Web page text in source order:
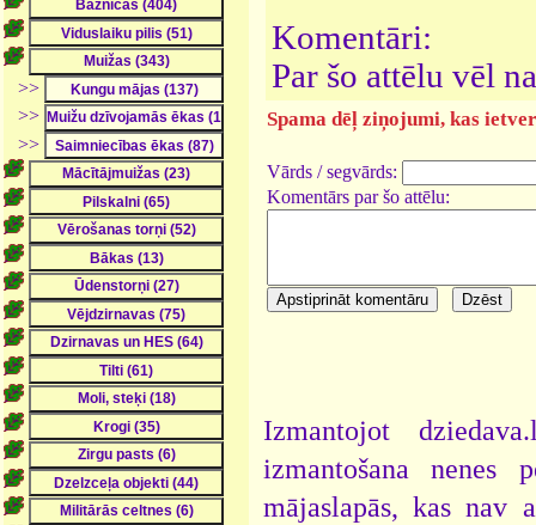
>>
>>
>>
Komentāri:
Par šo attēlu vēl
Spama dēļ ziņojumi, kas
Vārds / segvārds:
Komentārs par šo attēlu:
Izmantojot
izmantošana nenes
mājaslapās, kas